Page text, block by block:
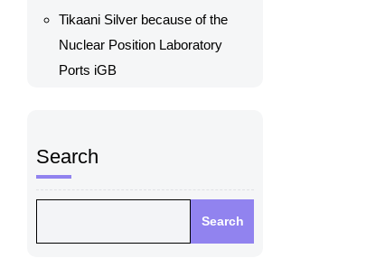
Tikaani Silver because of the
Nuclear Position Laboratory
Ports iGB
Search
Search